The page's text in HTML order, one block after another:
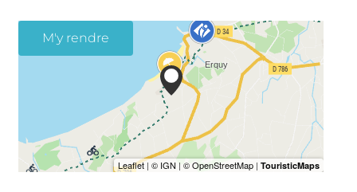
M'y rendre